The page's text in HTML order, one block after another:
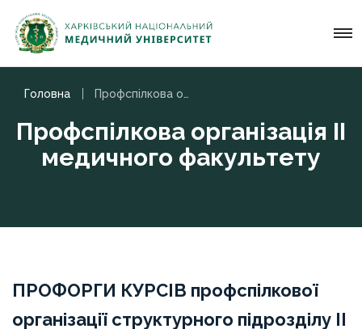
Головна
Профспілкова організація ІІ
медичного факультету
ПРОФОРГИ КУРСІВ профспілкової
організації структурного підрозділу IІ